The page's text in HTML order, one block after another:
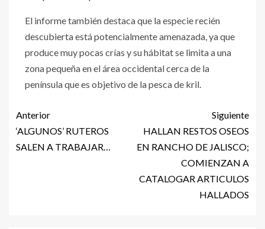
El informe también destaca que la especie recién
descubierta está potencialmente amenazada, ya que
produce muy pocas crías y su hábitat se limita a una
zona pequeña en el área occidental cerca de la
península que es objetivo de la pesca de kril.
Anterior
‘ALGUNOS’ RUTEROS
SALEN A TRABAJAR…
Siguiente
HALLAN RESTOS OSEOS
EN RANCHO DE JALISCO;
COMIENZAN A
CATALOGAR ARTICULOS
HALLADOS